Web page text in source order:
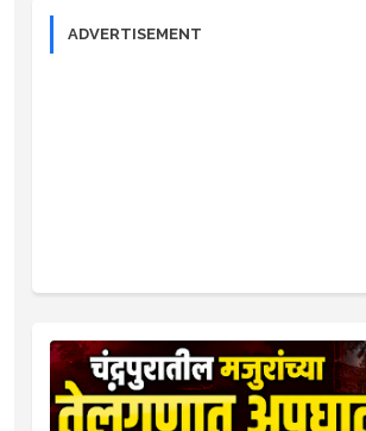
ADVERTISEMENT